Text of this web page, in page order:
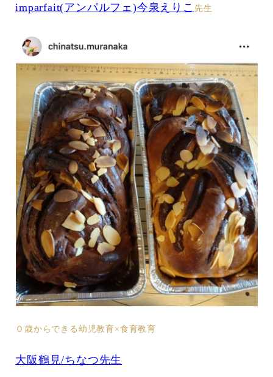
imparfait(アンパルフェ)今泉えりこ 先生
０歳からできる幼児教育×食育教育
大阪鶴見/ちなつ先生